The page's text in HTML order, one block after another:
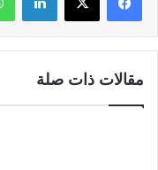
مقالات ذات صلة